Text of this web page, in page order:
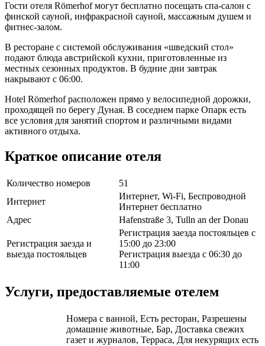
Гости отеля Römerhof могут бесплатно посещать спа-салон с
финской сауной, инфракрасной сауной, массажным душем и
фитнес-залом.
В ресторане с системой обслуживания «шведский стол»
подают блюда австрийской кухни, приготовленные из
местных сезонных продуктов. В будние дни завтрак
накрывают с 06:00.
Hotel Römerhof расположен прямо у велосипедной дорожки,
проходящей по берегу Дуная. В соседнем парке Опарк есть
все условия для занятий спортом и различными видами
активного отдыха.
Краткое описание отеля
Количество номеров
51
Интернет
Интернет, Wi-Fi, Беспроводной
Интернет бесплатно
Адрес
Hafenstraße 3, Tulln an der Donau
Регистрация заезда и
выезда постояльцев
Регистрация заезда постояльцев с
15:00 до 23:00
Регистрация выезда с 06:30 до
11:00
Услуги, предоставляемые отелем
Номера с ванной, Есть ресторан, Разрешены
домашние животные, Бар, Доставка свежих
газет и журналов, Терраса, Для некурящих есть